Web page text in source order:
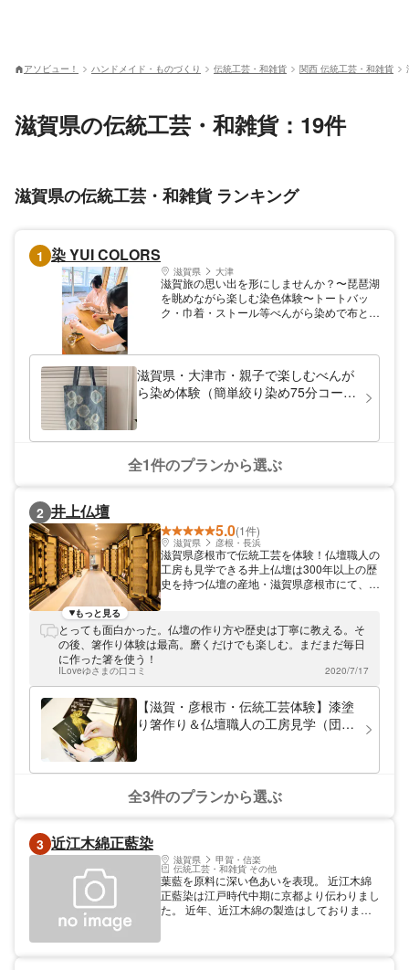
アソビュー！ ハンドメイド・ものづくり 伝統工芸・和雑貨 関西 伝統工芸・和雑貨
滋賀県の伝統工芸・和雑貨：19件
滋賀県の伝統工芸・和雑貨 ランキング
1 染 YUI COLORS
滋賀県 大津
滋賀旅の思い出を形にしませんか？〜琵琶湖
を眺めながら楽しむ染色体験〜トートバッ
ク・巾着・ストール等べんがら染めで布と色
カップル、お一人様も大歓迎！ 世界に一つ
だけの思い出の作品づくりのお手伝いをさせ
ていただきます。
滋賀県・大津市・親子で楽しむべんが
ら染め体験（簡単絞り染め75分コー
全1件のプランから選ぶ
2 井上仏壇
5.0(1件)
滋賀県 彦根・長浜
滋賀県彦根市で伝統工芸を体験！仏壇職人の
工房も見学できる井上仏壇は300年以上の歴
史を持つ仏壇の産地・滋賀県彦根市にて、手
絵・漆塗りの3種類の伝統工芸体験を開催し
ています。何十年ものキャリアを持つ仏壇職
もっと見る
とっても面白かった。仏壇の作り方や歴史は丁寧に教える。そ
の後、箸作り体験は最高。磨くだけでも楽しむ。まだまだ毎日
に作った箸を使う！
ILoveゆさまの口コミ 2020/7/17
【滋賀・彦根市・伝統工芸体験】漆塗
り箸作り＆仏壇職人の工房見学（団体
全3件のプランから選ぶ
3 近江木綿正藍染
滋賀県 甲賀・信楽
伝統工芸・和雑貨 その他
葉藍を原料に深い色あいを表現。 近江木綿
正藍染は江戸時代中期に京都より伝わりまし
た。 近年、近江木綿の製造はしておりませ